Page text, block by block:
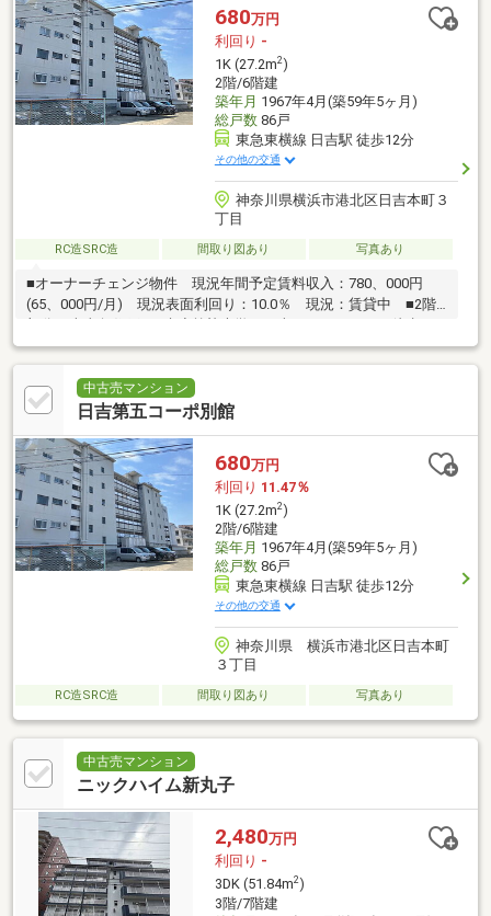
680万円
利回り -
1K (27.2m2)
2階/6階建
築年月 1967年4月(築59年5ヶ月)
総戸数86戸
東急東横線 日吉駅 徒歩12分
その他の交通
神奈川県横浜市港北区日吉本町３
丁目
RC造SRC造 間取り図あり 写真あり
■オーナーチェンジ物件 現況年間予定賃料収入：780、000円
(65、000円/月) 現況表面利回り：10.0％ 現況：賃貸中 ■2階
分
中古売マンション
日吉第五コーポ別館
680万円
利回り 11.47％
1K (27.2m2)
2階/6階建
築年月 1967年4月(築59年5ヶ月)
総戸数86戸
東急東横線 日吉駅 徒歩12分
その他の交通
神奈川県 横浜市港北区日吉本町
３丁目
RC造SRC造 間取り図あり 写真あり
中古売マンション
ニックハイム新丸子
2,480万円
利回り -
3DK (51.84m2)
3階/7階建